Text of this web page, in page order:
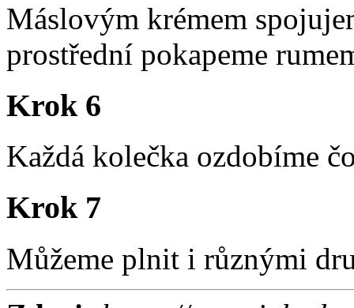
Máslovým krémem
prostřední pokapeme
Krok 6
Každá kolečka ozdobíme
Krok 7
Můžeme plnit i různými